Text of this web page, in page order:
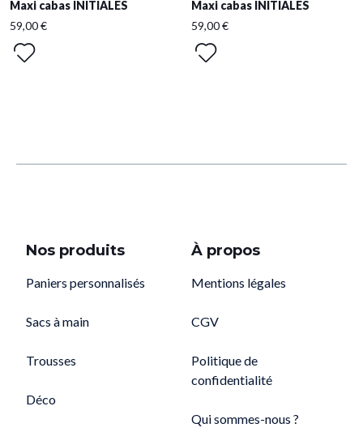
Maxi cabas INITIALES
59,00 €
Maxi cabas INITIALES
59,00 €
Nos produits
Paniers personnalisés
Sacs à main
Trousses
Déco
À propos
Mentions légales
CGV
Politique de
confidentialité
Qui sommes-nous ?